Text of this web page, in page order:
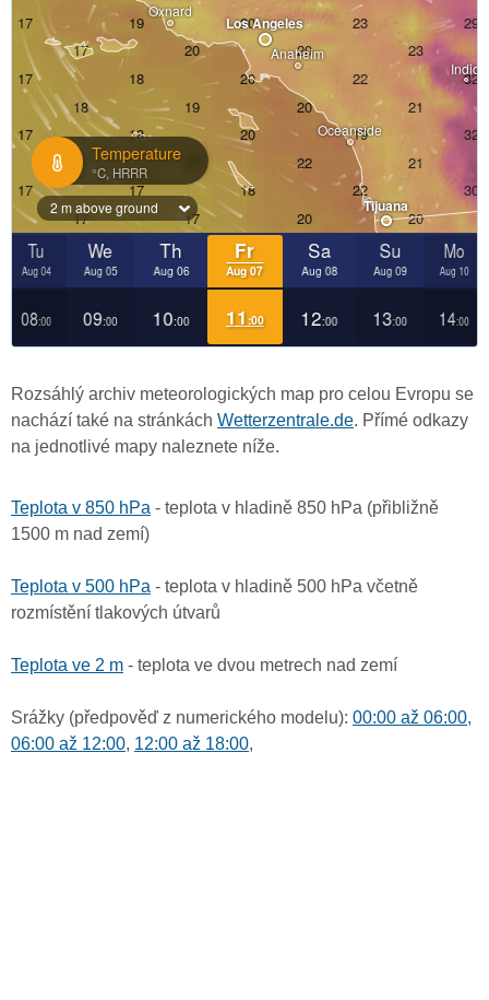
Rozsáhlý archiv meteorologických map pro celou Evropu se
nachází také na stránkách Wetterzentrale.de. Přímé odkazy
na jednotlivé mapy naleznete níže.
Teplota v 850 hPa - teplota v hladině 850 hPa (přibližně
1500 m nad zemí)
Teplota v 500 hPa - teplota v hladině 500 hPa včetně
rozmístění tlakových útvarů
Teplota ve 2 m - teplota ve dvou metrech nad zemí
Srážky (předpověď z numerického modelu): 00:00 až 06:00,
06:00 až 12:00, 12:00 až 18:00,